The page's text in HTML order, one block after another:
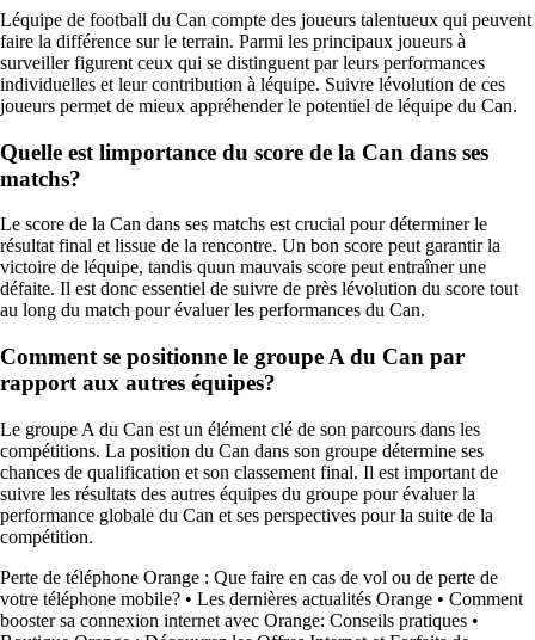
Léquipe de football du Can compte des joueurs talentueux qui peuvent
faire la différence sur le terrain. Parmi les principaux joueurs à
surveiller figurent ceux qui se distinguent par leurs performances
individuelles et leur contribution à léquipe. Suivre lévolution de ces
joueurs permet de mieux appréhender le potentiel de léquipe du Can.
Quelle est limportance du score de la Can dans ses
matchs?
Le score de la Can dans ses matchs est crucial pour déterminer le
résultat final et lissue de la rencontre. Un bon score peut garantir la
victoire de léquipe, tandis quun mauvais score peut entraîner une
défaite. Il est donc essentiel de suivre de près lévolution du score tout
au long du match pour évaluer les performances du Can.
Comment se positionne le groupe A du Can par
rapport aux autres équipes?
Le groupe A du Can est un élément clé de son parcours dans les
compétitions. La position du Can dans son groupe détermine ses
chances de qualification et son classement final. Il est important de
suivre les résultats des autres équipes du groupe pour évaluer la
performance globale du Can et ses perspectives pour la suite de la
compétition.
Perte de téléphone Orange : Que faire en cas de vol ou de perte de
votre téléphone mobile? • Les dernières actualités Orange • Comment
booster sa connexion internet avec Orange: Conseils pratiques •